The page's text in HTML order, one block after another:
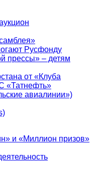
Русфонду
прессы» – детям
от «Клуба
«Татнефть»
авиалинии»)
и «Миллион призов»